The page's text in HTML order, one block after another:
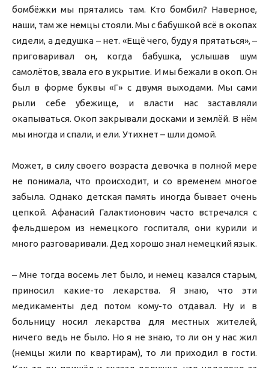
бомбёжки мы прятались там. Кто бомбил? Наверное,
наши, там же немцы стояли. Мы с бабушкой всё в окопах
сидели, а дедушка – нет. «Ещё чего, буду я прятаться», –
приговаривал он, когда бабушка, услышав шум
самолётов, звала его в укрытие. И мы бежали в окоп. Он
был в форме буквы «Г» с двумя выходами. Мы сами
рыли себе убежище, и власти нас заставляли
окапываться. Окоп закрывали досками и землёй. В нём
мы иногда и спали, и ели. Утихнет – шли домой.
Может, в силу своего возраста девочка в полной мере
не понимала, что происходит, и со временем многое
забыла. Однако детская память иногда бывает очень
цепкой. Афанасий Галактионович часто встречался с
фельдшером из немецкого госпиталя, они курили и
много разговаривали. Дед хорошо знал немецкий язык.
– Мне тогда восемь лет было, и немец казался старым,
приносил какие-то лекарства. Я знаю, что эти
медикаменты дед потом кому-то отдавал. Ну и в
больницу носил лекарства для местных жителей,
ничего ведь не было. Но я не знаю, то ли он у нас жил
(немцы жили по квартирам), то ли приходил в гости.